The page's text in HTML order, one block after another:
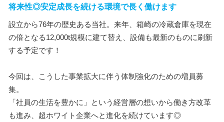
将来性◎安定成長を続ける環境で長く働けます
設立から76年の歴史ある当社。来年、箱崎の冷蔵倉庫を現在
の倍となる12,000t規模に建て替え、設備も最新のものに刷新
する予定です！
今回は、こうした事業拡大に伴う体制強化のための増員募
集。
「社員の生活を豊かに」という経営層の想いから働き方改革
も進み、超ホワイト企業へと進化を続けています◎